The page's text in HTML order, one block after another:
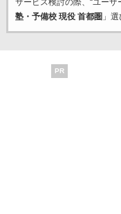
サービス検討の際、“ユーザ
塾・予備校 現役 首都圏 」
PR